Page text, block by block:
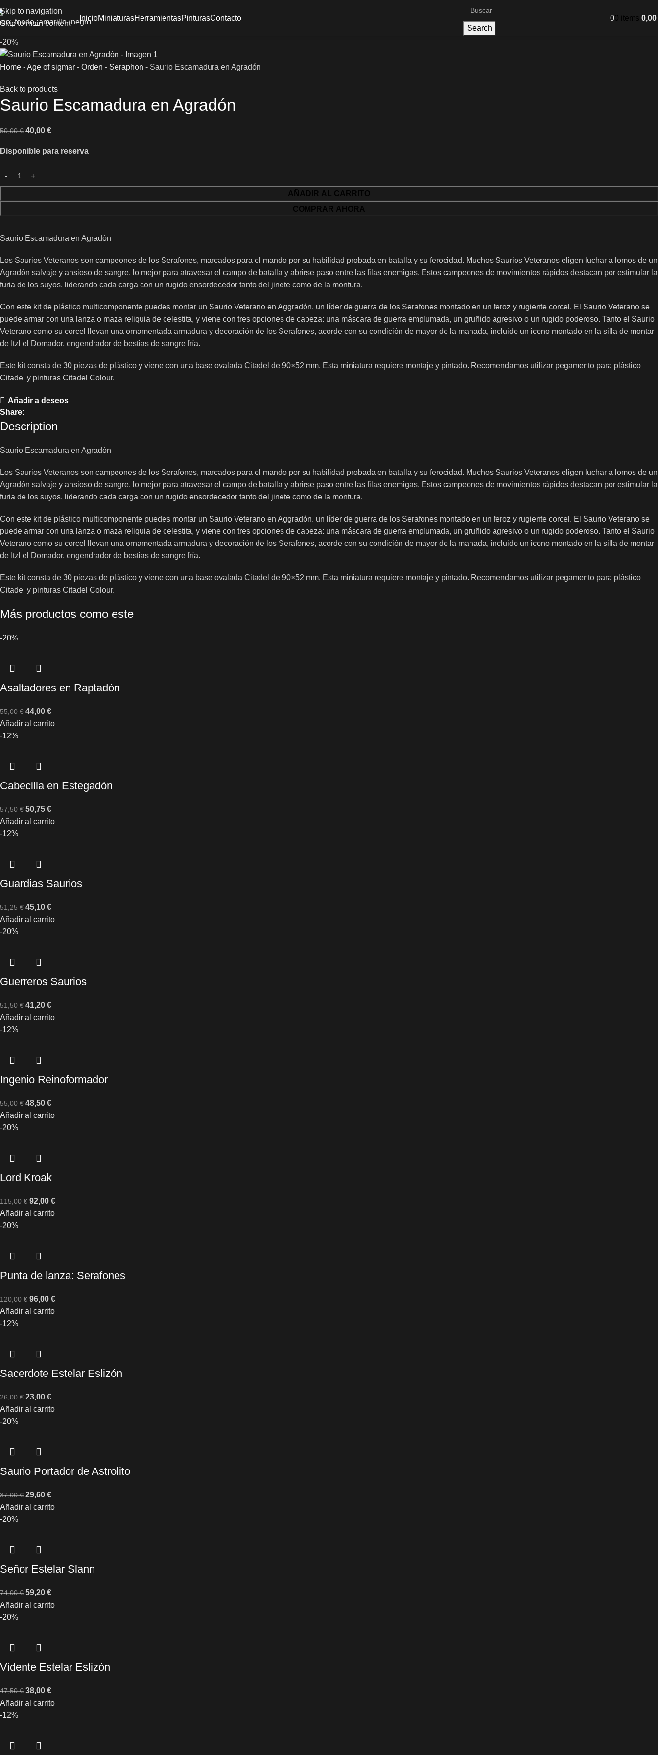
Skip to navigation
Skip to main content
InicioMiniaturasHerramientasPinturasContacto
Search
00 items 0,00
-20%
Home -Age of sigmar - Orden - Seraphon - Saurio Escamadura en Agradón
Back to products
Saurio Escamadura en Agradón
50,00€ 40,00 €
Disponible para reserva
AÑADIR AL CARRITO
COMPRAR AHORA
Saurio Escamadura en Agradón
Los Saurios Veteranos son campeones de los Serafones, marcados para el mando por su habilidad probada en batalla y su ferocidad. Muchos Saurios Veteranos eligen luchar a lomos de un
Agradón salvaje y ansioso de sangre, lo mejor para atravesar el campo de batalla y abrirse paso entre las filas enemigas. Estos campeones de movimientos rápidos destacan por estimular la
furia de los suyos, liderando cada carga con un rugido ensordecedor tanto del jinete como de la montura.
Con este kit de plástico multicomponente puedes montar un Saurio Veterano en Aggradón, un líder de guerra de los Serafones montado en un feroz y rugiente corcel. El Saurio Veterano se
puede armar con una lanza o maza reliquia de celestita, y viene con tres opciones de cabeza: una máscara de guerra emplumada, un gruñido agresivo o un rugido poderoso. Tanto el Saurio
Veterano como su corcel llevan una ornamentada armadura y decoración de los Serafones, acorde con su condición de mayor de la manada, incluido un icono montado en la silla de montar
de Itzl el Domador, engendrador de bestias de sangre fría.
Este kit consta de 30 piezas de plástico y viene con una base ovalada Citadel de 90×52 mm. Esta miniatura requiere montaje y pintado. Recomendamos utilizar pegamento para plástico
Citadel y pinturas Citadel Colour.
Añadir a deseos
Share:
Description
Saurio Escamadura en Agradón
Los Saurios Veteranos son campeones de los Serafones, marcados para el mando por su habilidad probada en batalla y su ferocidad. Muchos Saurios Veteranos eligen luchar a lomos de un
Agradón salvaje y ansioso de sangre, lo mejor para atravesar el campo de batalla y abrirse paso entre las filas enemigas. Estos campeones de movimientos rápidos destacan por estimular la
furia de los suyos, liderando cada carga con un rugido ensordecedor tanto del jinete como de la montura.
Con este kit de plástico multicomponente puedes montar un Saurio Veterano en Aggradón, un líder de guerra de los Serafones montado en un feroz y rugiente corcel. El Saurio Veterano se
puede armar con una lanza o maza reliquia de celestita, y viene con tres opciones de cabeza: una máscara de guerra emplumada, un gruñido agresivo o un rugido poderoso. Tanto el Saurio
Veterano como su corcel llevan una ornamentada armadura y decoración de los Serafones, acorde con su condición de mayor de la manada, incluido un icono montado en la silla de montar
de Itzl el Domador, engendrador de bestias de sangre fría.
Este kit consta de 30 piezas de plástico y viene con una base ovalada Citadel de 90×52 mm. Esta miniatura requiere montaje y pintado. Recomendamos utilizar pegamento para plástico
Citadel y pinturas Citadel Colour.
Más productos como este
-20%
Asaltadores en Raptadón
55,00€ 44,00 €
Añadir al carrito
-12%
Cabecilla en Estegadón
57,50€ 50,75 €
Añadir al carrito
-12%
Guardias Saurios
51,25€ 45,10 €
Añadir al carrito
-20%
Guerreros Saurios
51,50€ 41,20 €
Añadir al carrito
-12%
Ingenio Reinoformador
55,00€ 48,50 €
Añadir al carrito
-20%
Lord Kroak
115,00€ 92,00 €
Añadir al carrito
-20%
Punta de lanza: Serafones
120,00€ 96,00 €
Añadir al carrito
-12%
Sacerdote Estelar Eslizón
26,00€ 23,00 €
Añadir al carrito
-20%
Saurio Portador de Astrolito
37,00€ 29,60 €
Añadir al carrito
-20%
Señor Estelar Slann
74,00€ 59,20 €
Añadir al carrito
-20%
Vidente Estelar Eslizón
47,50€ 38,00 €
Añadir al carrito
-12%